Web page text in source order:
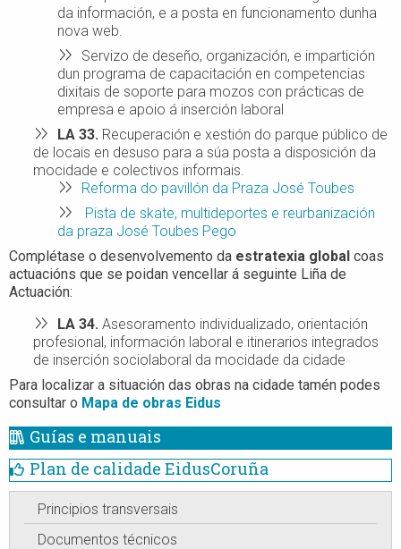
da información, e a posta en funcionamento dunha
nova web.
Servizo de deseño, organización, e impartición
dun programa de capacitación en competencias
dixitais de soporte para mozos con prácticas de
empresa e apoio á inserción laboral
LA 33. Recuperación e xestión do parque público de
de locais en desuso para a súa posta a disposición da
mocidade e colectivos informais.
Reforma do pavillón da Praza José Toubes
Pista de skate, multideportes e reurbanización
da praza José Toubes Pego
Complétase o desenvolvemento da estratexia global coas
actuacións que se poidan vencellar á seguinte Liña de
Actuación:
LA 34. Asesoramento individualizado, orientación
profesional, información laboral e itinerarios integrados
de inserción sociolaboral da mocidade da cidade
Para localizar a situación das obras na cidade tamén podes
consultar o Mapa de obras Eidus
Guías e manuais
Plan de calidade EidusCoruña
Principios transversais
Documentos técnicos